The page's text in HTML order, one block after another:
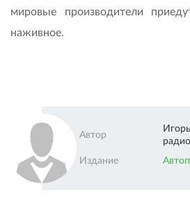
мировые производители
наживное.
Автор
Издание